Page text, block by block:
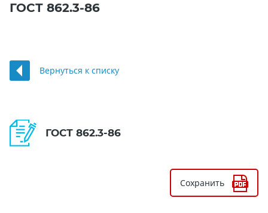
ГОСТ 862.3-86
Вернуться к списку
ГОСТ 862.3-86
Сохранить